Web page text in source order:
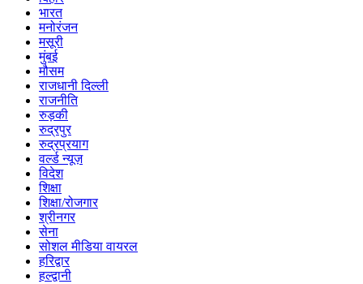
भारत
मनोरंजन
मसूरी
मुंबई
मौसम
राजधानी दिल्ली
राजनीति
रुड़की
रुद्रपुर
रुद्रप्रयाग
वर्ल्ड न्यूज़
विदेश
शिक्षा
शिक्षा/रोजगार
श्रीनगर
सेना
सोशल मीडिया वायरल
हरिद्वार
हल्द्वानी